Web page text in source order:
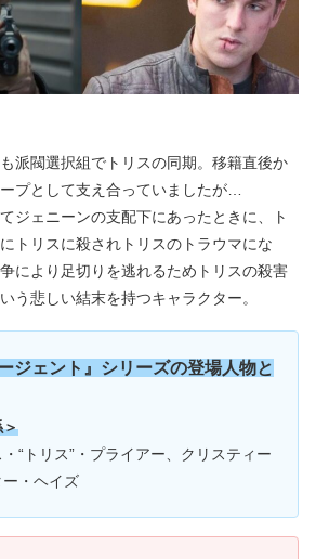
派閥選択組でトリスの同期。移籍直後か
プとして支え合っていましたが…
ジェニーンの支配下にあったときに、ト
トリスに殺されトリスのトラウマにな
により足切りを逃れるためトリスの殺害
う悲しい結末を持つキャラクター。
ジェント』シリーズの登場人物と
＞
“トリス”・プライアー、クリスティー
・ヘイズ